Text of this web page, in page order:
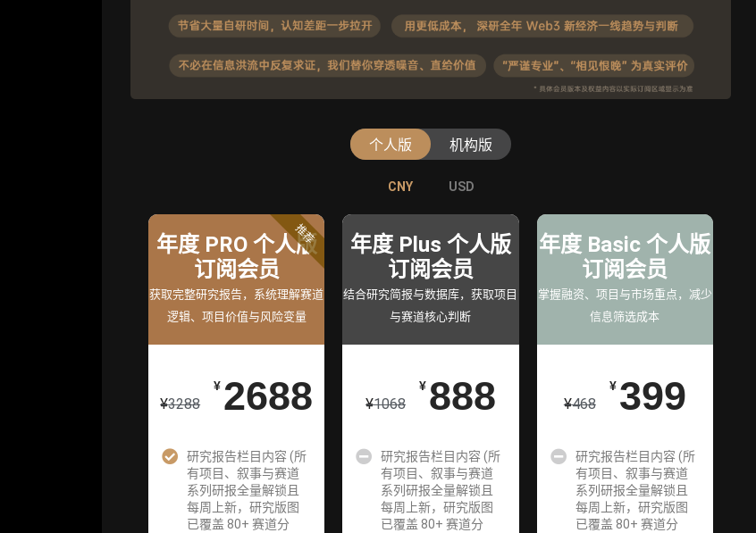
个人版 机构版
CNY USD
年度 PRO 个人版
订阅会员
获取完整研究报告，系统理解赛道
逻辑、项目价值与风险变量
¥3288
¥ 2688
研究报告栏目内容 (所
有项目、叙事与赛道
系列研报全量解锁且
每周上新，研究版图
已覆盖 80+ 赛道分
推荐
年度 Plus 个人版
订阅会员
结合研究简报与数据库，获取项目
与赛道核心判断
¥1068
¥ 888
研究报告栏目内容 (所
有项目、叙事与赛道
系列研报全量解锁且
每周上新，研究版图
已覆盖 80+ 赛道分
年度 Basic 个人版
订阅会员
掌握融资、项目与市场重点，减少
信息筛选成本
¥468
¥ 399
研究报告栏目内容 (所
有项目、叙事与赛道
系列研报全量解锁且
每周上新，研究版图
已覆盖 80+ 赛道分
CNY USD
机构标准年
度服务会员
获取机构级研究与基础服
务
26800
企业多账号
(3 席位，若
需增加席位请
联系客服)
标准版
机构高级年
度服务会员
获得专业团队定制研究支
¥ 59800
企业多账号
(3 席位，若
需增加席位请
联系客服)
高级版
机构专业年
度服务会员
增强研判深度，获得分析
¥ 98000
企业多账号
(5 席位，若
需增加席位请
联系客服)
专业版
机构旗舰年
度服务会员
深度洞察支持，满足高阶
研究
¥
129800
企业多账号
(6 席位，若
需增加席位请
联系客服)
旗舰版